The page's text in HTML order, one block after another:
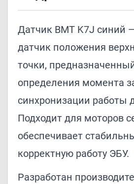
Датчик ВМТ K7J синий
датчик положения
точки,
определения момента
синхронизации работы
Подходит для моторов
обеспечивает
корректную работу ЭБУ.
Разработан